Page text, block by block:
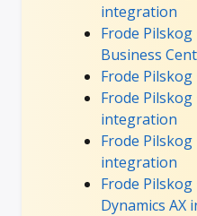
integration
Frode Pilskog
Business
Frode
Frode
integration
Frode
integration
Frode
Dynamics AX